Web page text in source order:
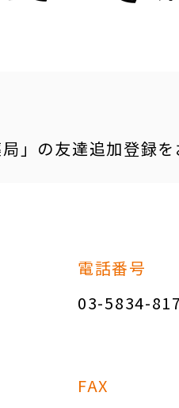
」の友達追加登録を
電話番号
03-5834-
FAX